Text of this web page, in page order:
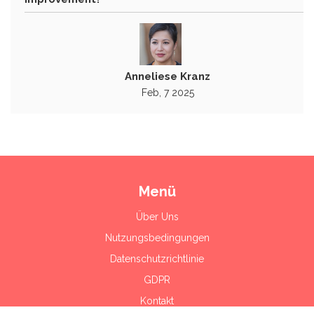
Anneliese Kranz
Feb, 7 2025
Menü
Über Uns
Nutzungsbedingungen
Datenschutzrichtlinie
GDPR
Kontakt